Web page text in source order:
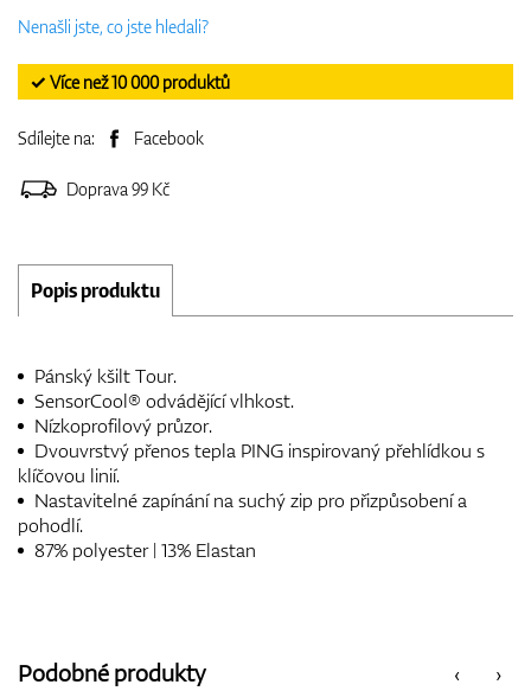
Nenašli jste, co jste hledali?
✓ Více než 10 000 produktů
Sdílejte na: Facebook
Doprava 99 Kč
Popis produktu
Pánský kšilt Tour.
SensorCool® odvádějící vlhkost.
Nízkoprofilový průzor.
Dvouvrstvý přenos tepla PING inspirovaný přehlídkou s
klíčovou linií.
Nastavitelné zapínání na suchý zip pro přizpůsobení a
pohodlí.
87% polyester | 13% Elastan
‹
Podobné produkty ›